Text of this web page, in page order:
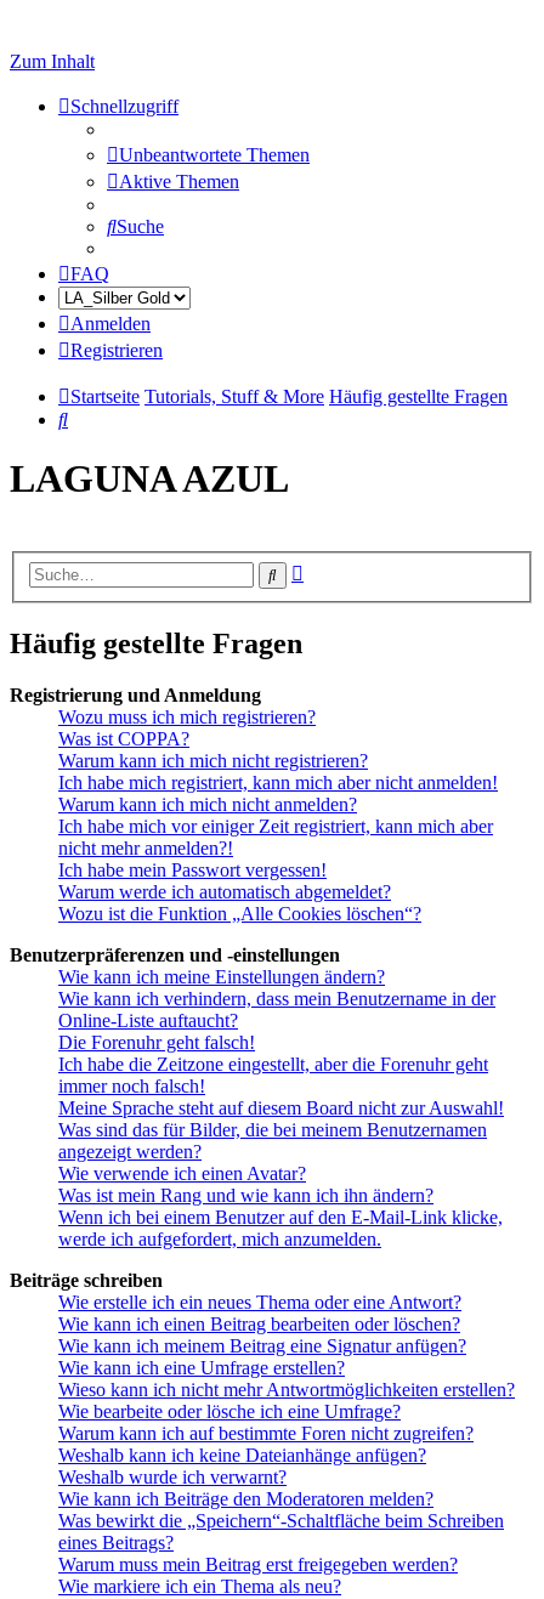
Zum Inhalt
Schnellzugriff
Unbeantwortete Themen
Aktive Themen
Suche
FAQ
Anmelden
Registrieren
Startseite Tutorials, Stuff & More Häufig gestellte Fragen
Suche
LAGUNA AZUL
Suche
Häufig gestellte Fragen
Registrierung und Anmeldung
Wozu muss ich mich registrieren?
Was ist COPPA?
Warum kann ich mich nicht registrieren?
Ich habe mich registriert, kann mich aber nicht anmelden!
Warum kann ich mich nicht anmelden?
Ich habe mich vor einiger Zeit registriert, kann mich aber
nicht mehr anmelden?!
Ich habe mein Passwort vergessen!
Warum werde ich automatisch abgemeldet?
Wozu ist die Funktion „Alle Cookies löschen“?
Benutzerpräferenzen und -einstellungen
Wie kann ich meine Einstellungen ändern?
Wie kann ich verhindern, dass mein Benutzername in der
Online-Liste auftaucht?
Die Forenuhr geht falsch!
Ich habe die Zeitzone eingestellt, aber die Forenuhr geht
immer noch falsch!
Meine Sprache steht auf diesem Board nicht zur Auswahl!
Was sind das für Bilder, die bei meinem Benutzernamen
angezeigt werden?
Wie verwende ich einen Avatar?
Was ist mein Rang und wie kann ich ihn ändern?
Wenn ich bei einem Benutzer auf den E-Mail-Link klicke,
werde ich aufgefordert, mich anzumelden.
Beiträge schreiben
Wie erstelle ich ein neues Thema oder eine Antwort?
Wie kann ich einen Beitrag bearbeiten oder löschen?
Wie kann ich meinem Beitrag eine Signatur anfügen?
Wie kann ich eine Umfrage erstellen?
Wieso kann ich nicht mehr Antwortmöglichkeiten erstellen?
Wie bearbeite oder lösche ich eine Umfrage?
Warum kann ich auf bestimmte Foren nicht zugreifen?
Weshalb kann ich keine Dateianhänge anfügen?
Weshalb wurde ich verwarnt?
Wie kann ich Beiträge den Moderatoren melden?
Was bewirkt die „Speichern“-Schaltfläche beim Schreiben
eines Beitrags?
Warum muss mein Beitrag erst freigegeben werden?
Wie markiere ich ein Thema als neu?